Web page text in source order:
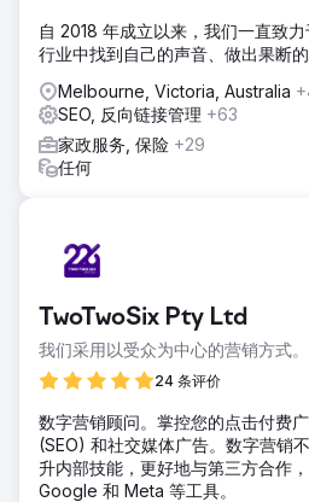
自 2018 年成立以来，我们一直致
行业中找到自己的声音、做出果断的
Melbourne, Victoria, Australia
SEO, 反向链接管理 +63
家政服务, 保险 +29
任何
TwoTwoSix Pty Ltd
我们采用以受众为中心的营销方式。
24 条评价
数字营销顾问。掌控您的点击付费
(SEO) 和社交媒体广告。数字营销
升内部技能，更好地与第三方合作
Google 和 Meta 等工具。